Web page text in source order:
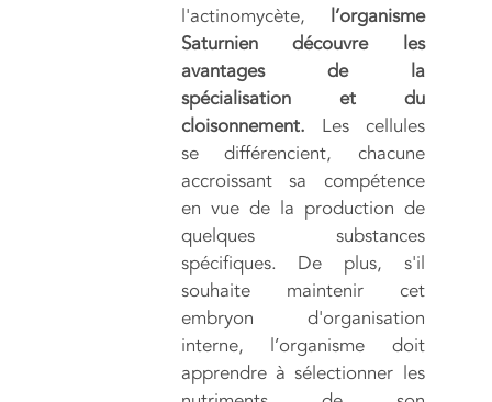
l'actinomycète, l’organisme
Saturnien découvre les
avantages de la
spécialisation et du
cloisonnement. Les cellules
se différencient, chacune
accroissant sa compétence
en vue de la production de
quelques substances
spécifiques. De plus, s'il
souhaite maintenir cet
embryon d'organisation
interne, l’organisme doit
apprendre à sélectionner les